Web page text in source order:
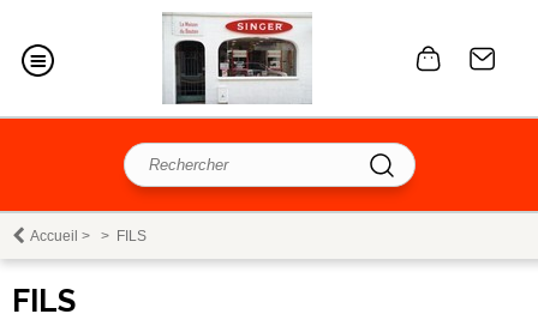
Accueil > > FILS
FILS